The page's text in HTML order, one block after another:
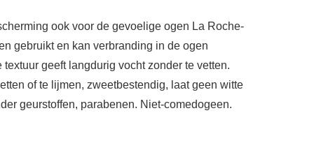
ook voor de gevoelige ogen La Roche-
gebruikt en kan verbranding in de ogen
geeft langdurig vocht zonder te vetten.
of te lijmen, zweetbestendig, laat geen witte
geurstoffen, parabenen. Niet-comedogeen.